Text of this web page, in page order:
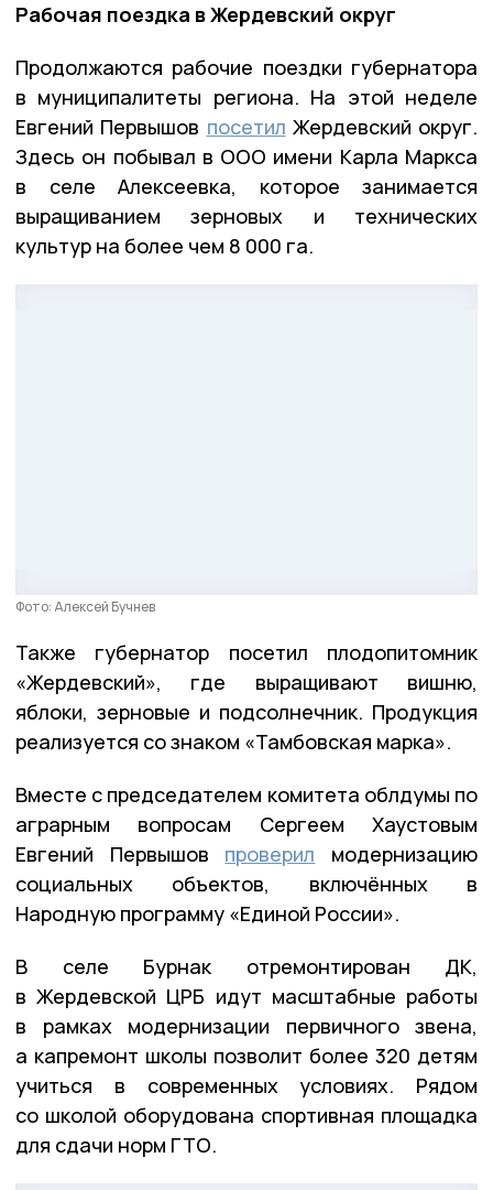
Рабочая поездка в Жердевский округ
Продолжаются рабочие поездки губернатора
в муниципалитеты региона. На этой неделе
Евгений Первышов посетил Жердевский округ.
Здесь он побывал в ООО имени Карла Маркса
в селе Алексеевка, которое занимается
выращиванием зерновых и технических
культур на более чем 8 000 га.
Фото: Алексей Бучнев
Также губернатор посетил плодопитомник
«Жердевский», где выращивают вишню,
яблоки, зерновые и подсолнечник. Продукция
реализуется со знаком «Тамбовская марка».
Вместе с председателем комитета облдумы по
аграрным вопросам Сергеем Хаустовым
Евгений Первышов проверил модернизацию
социальных объектов, включённых в
Народную программу «Единой России».
В селе Бурнак отремонтирован ДК,
в Жердевской ЦРБ идут масштабные работы
в рамках модернизации первичного звена,
а капремонт школы позволит более 320 детям
учиться в современных условиях. Рядом
со школой оборудована спортивная площадка
для сдачи норм ГТО.